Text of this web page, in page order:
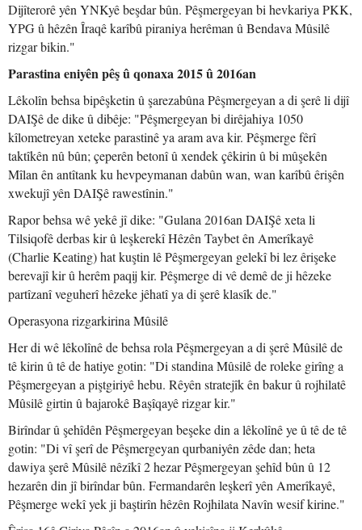
Dijîterorê yên YNKyê beşdar bûn. Pêşmergeyan bi hevkariya PKK,
YPG û hêzên Îraqê karîbû piraniya herêman û Bendava Mûsilê
rizgar bikin."
Parastina eniyên pêş û qonaxa 2015 û 2016an
Lêkolîn behsa bipêşketin û şarezabûna Pêşmergeyan a di şerê li dijî
DAIŞê de dike û dibêje: "Pêşmergeyan bi dirêjahiya 1050
kîlometreyan xeteke parastinê ya aram ava kir. Pêşmerge fêrî
taktîkên nû bûn; çeperên betonî û xendek çêkirin û bi mûşekên
Mîlan ên antîtank ku hevpeymanan dabûn wan, wan karîbû êrişên
xwekujî yên DAIŞê rawestînin."
Rapor behsa wê yekê jî dike: "Gulana 2016an DAIŞê xeta li
Tilsiqofê derbas kir û leşkerekî Hêzên Taybet ên Amerîkayê
(Charlie Keating) hat kuştin lê Pêşmergeyan gelekî bi lez êrişeke
berevajî kir û herêm paqij kir. Pêşmerge di vê demê de ji hêzeke
partîzanî veguherî hêzeke jêhatî ya di şerê klasîk de."
Operasyona rizgarkirina Mûsilê
Her di wê lêkolînê de behsa rola Pêşmergeyan a di şerê Mûsilê de
tê kirin û tê de hatiye gotin: "Di standina Mûsilê de roleke girîng a
Pêşmergeyan a piştgiriyê hebu. Rêyên stratejîk ên bakur û rojhilatê
Mûsilê girtin û bajarokê Başîqayê rizgar kir."
Birîndar û şehîdên Pêşmergeyan beşeke din a lêkolînê ye û tê de tê
gotin: "Di vî şerî de Pêşmergeyan qurbaniyên zêde dan; heta
dawiya şerê Mûsilê nêzîkî 2 hezar Pêşmergeyan şehîd bûn û 12
hezarên din jî birîndar bûn. Fermandarên leşkerî yên Amerîkayê,
Pêşmerge wekî yek ji baştirîn hêzên Rojhilata Navîn wesif kirine."